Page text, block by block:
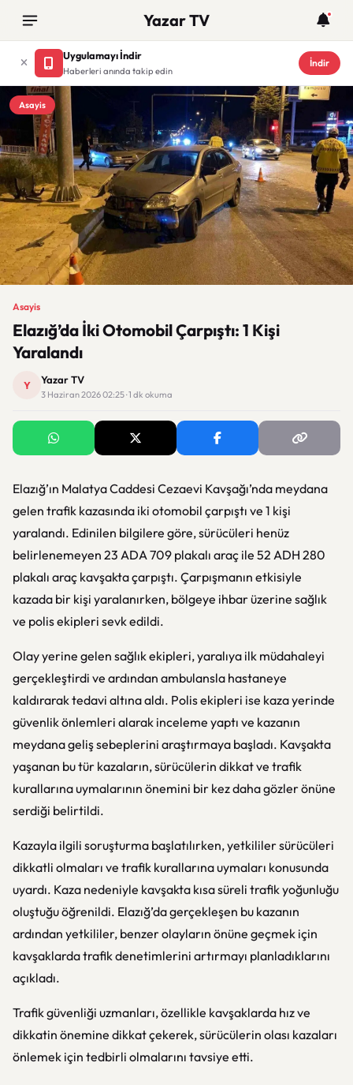
Yazar TV
Uygulamayı İndir
Haberleri anında takip edin
İndir
Asayis
Asayis
Elazığ’da İki Otomobil Çarpıştı: 1 Kişi
Yaralandı
Y Yazar TV
3 Haziran 2026 02:25 · 1 dk okuma
Elazığ’ın Malatya Caddesi Cezaevi Kavşağı’nda meydana
gelen trafik kazasında iki otomobil çarpıştı ve 1 kişi
yaralandı. Edinilen bilgilere göre, sürücüleri henüz
belirlenemeyen 23 ADA 709 plakalı araç ile 52 ADH 280
plakalı araç kavşakta çarpıştı. Çarpışmanın etkisiyle
kazada bir kişi yaralanırken, bölgeye ihbar üzerine sağlık
ve polis ekipleri sevk edildi.
Olay yerine gelen sağlık ekipleri, yaralıya ilk müdahaleyi
gerçekleştirdi ve ardından ambulansla hastaneye
kaldırarak tedavi altına aldı. Polis ekipleri ise kaza yerinde
güvenlik önlemleri alarak inceleme yaptı ve kazanın
meydana geliş sebeplerini araştırmaya başladı. Kavşakta
yaşanan bu tür kazaların, sürücülerin dikkat ve trafik
kurallarına uymalarının önemini bir kez daha gözler önüne
serdiği belirtildi.
Kazayla ilgili soruşturma başlatılırken, yetkililer sürücüleri
dikkatli olmaları ve trafik kurallarına uymaları konusunda
uyardı. Kaza nedeniyle kavşakta kısa süreli trafik yoğunluğu
oluştuğu öğrenildi. Elazığ’da gerçekleşen bu kazanın
ardından yetkililer, benzer olayların önüne geçmek için
kavşaklarda trafik denetimlerini artırmayı planladıklarını
açıkladı.
Trafik güvenliği uzmanları, özellikle kavşaklarda hız ve
dikkatin önemine dikkat çekerek, sürücülerin olası kazaları
önlemek için tedbirli olmalarını tavsiye etti.